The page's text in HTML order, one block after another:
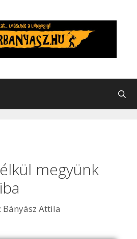
megyünk
Bányász Attila